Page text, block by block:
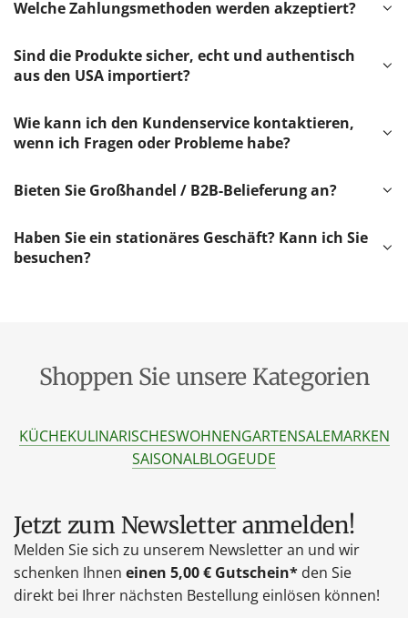
Welche Zahlungsmethoden werden akzeptiert?
Sind die Produkte sicher, echt und authentisch
aus den USA importiert?
Wie kann ich den Kundenservice kontaktieren,
wenn ich Fragen oder Probleme habe?
Bieten Sie Großhandel / B2B-Belieferung an?
Haben Sie ein stationäres Geschäft? Kann ich Sie
besuchen?
Shoppen Sie unsere Kategorien
KÜCHEKULINARISCHESWOHNENGARTENSALEMARKEN
SAISONALBLOGEUDE
Jetzt zum Newsletter anmelden!
Melden Sie sich zu unserem Newsletter an und wir
schenken Ihnen einen 5,00 € Gutschein* den Sie
direkt bei Ihrer nächsten Bestellung einlösen können!